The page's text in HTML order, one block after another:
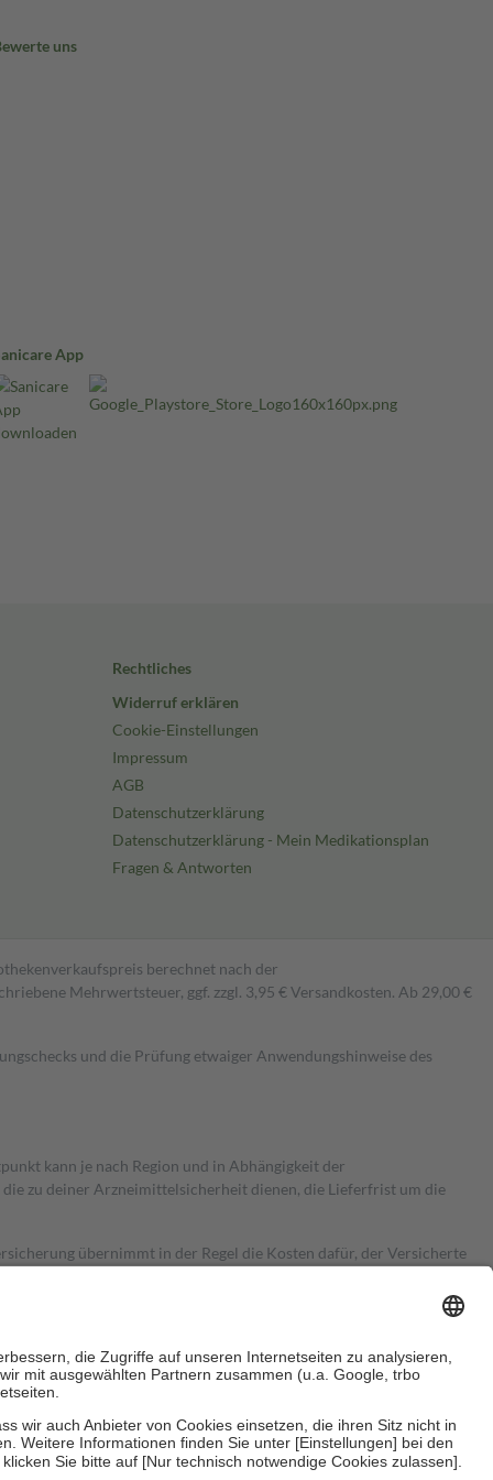
uns
App
Rechtliches
Widerruf erklären
Cookie-Einstellungen
Impressum
AGB
Datenschutzerklärung
Datenschutzerklärung - Mein Medikationsplan
Fragen & Antworten
berechnet nach der
Mehrwertsteuer, ggf. zzgl. 3,95 € Versandkosten. Ab 29,00 €
und die Prüfung etwaiger Anwendungshinweise des
kann je nach Region und in Abhängigkeit der
zu deiner Arzneimittelsicherheit dienen, die Lieferfrist um die
übernimmt in der Regel die Kosten dafür, der Versicherte
Es sind jedoch nie mehr als die tatsächlichen Kosten der Leistung
Zuzahlungen